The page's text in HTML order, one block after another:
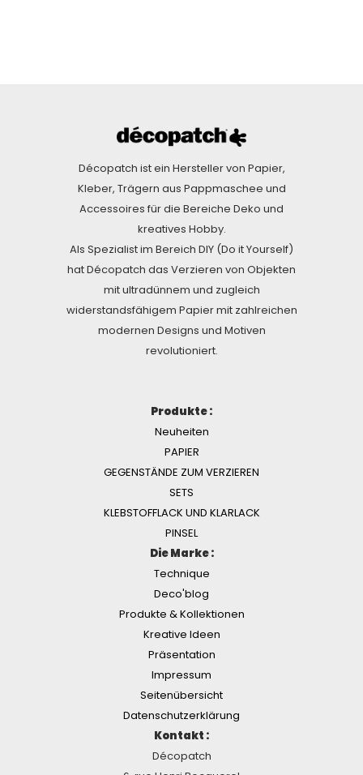
Décopatch ist ein Hersteller von Papier,
Kleber, Trägern aus Pappmaschee und
Accessoires für die Bereiche Deko und
kreatives Hobby.
Als Spezialist im Bereich DIY (Do it Yourself)
hat Décopatch das Verzieren von Objekten
mit ultradünnem und zugleich
widerstandsfähigem Papier mit zahlreichen
modernen Designs und Motiven
revolutioniert.
Produkte :
Neuheiten
PAPIER
GEGENSTÄNDE ZUM VERZIEREN
SETS
KLEBSTOFFLACK UND KLARLACK
PINSEL
Die Marke :
Technique
Deco'blog
Produkte & Kollektionen
Kreative Ideen
Präsentation
Impressum
Seitenübersicht
Datenschutzerklärung
Kontakt :
Décopatch